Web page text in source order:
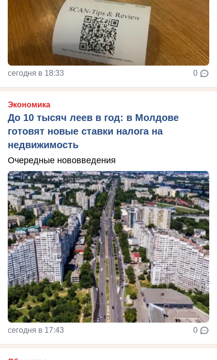
сегодня в 18:33 0
Экономика
До 10 тысяч леев в год: в Молдове
готовят новые ставки налога на
недвижимость
Очередные нововведения
сегодня в 17:43 0